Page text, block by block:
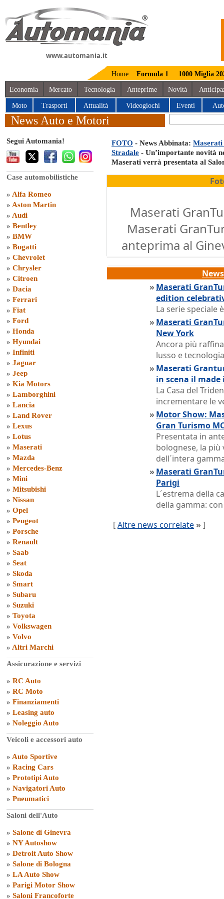
www.automania.it
Home Formula 1 1000 Miglia
Economia Mercato Tecnologia Anteprime Novità
Moto Trasporti Attualità Videogiochi Eventi
News Auto e Motori
Segui Automania!
Case automobilistiche
» Alfa Romeo
» Aston Martin
» Audi
» Bentley
» BMW
» Bugatti
» Chevrolet
» Chrysler
» Citroen
» Dacia
» Ferrari
» Fiat
» Ford
» Honda
» Hyundai
» Infiniti
» Jaguar
» Jeep
» Kia Motors
» Lamborghini
» Lancia
» Land Rover
» Lexus
» Lotus
» Maserati
» Mazda
» Mercedes-Benz
» Mini
» Mitsubishi
» Nissan
» Opel
» Peugeot
» Porsche
» Renault
» Saab
» Seat
» Skoda
» Smart
» Subaru
» Suzuki
» Toyota
» Volkswagen
» Volvo
» Altri Marchi
Assicurazione e servizi
» RC Auto
» RC Moto
» Finanziamenti
» Leasing auto
» Noleggio Auto
Veicoli e accessori auto
» Auto Sportive
» Racing Cars
» Prototipi Auto
» Navigatori Auto
» Pneumatici
Saloni dell'Auto
» Salone di Ginevra
» NY Autoshow
» Detroit Auto Show
» Salone di Bologna
» LA Auto Show
» Parigi Motor Show
» Saloni Francoforte
FOTO - News Abbinata: Maserati
Stradale - Un’importante novità
Maserati verrà presentata al
Maserati
Maserati
anteprima al
» Maserati
edition
La serie speciale
» Maserati
New York
Ancora più
lusso e tecnologia
» Maserati
in scena il
La Casa del
incrementare le
» Motor Show:
Gran Turismo
Presentata in
bolognese, la
dell´intera
» Maserati
Parigi
L´estrema della
della gamma:
[Altre news correlate » ]